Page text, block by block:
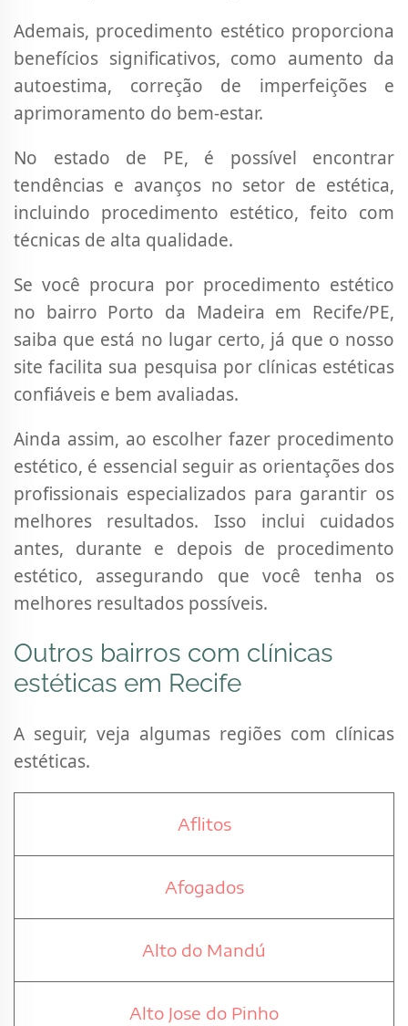
Ademais, procedimento estético proporciona
benefícios significativos, como aumento da
autoestima, correção de imperfeições e
aprimoramento do bem-estar.
No estado de PE, é possível encontrar
tendências e avanços no setor de estética,
incluindo procedimento estético, feito com
técnicas de alta qualidade.
Se você procura por procedimento estético
no bairro Porto da Madeira em Recife/PE,
saiba que está no lugar certo, já que o nosso
site facilita sua pesquisa por clínicas estéticas
confiáveis e bem avaliadas.
Ainda assim, ao escolher fazer procedimento
estético, é essencial seguir as orientações dos
profissionais especializados para garantir os
melhores resultados. Isso inclui cuidados
antes, durante e depois de procedimento
estético, assegurando que você tenha os
melhores resultados possíveis.
Outros bairros com clínicas
estéticas em Recife
A seguir, veja algumas regiões com clínicas
estéticas.
Aflitos
Afogados
Alto do Mandú
Alto Jose do Pinho